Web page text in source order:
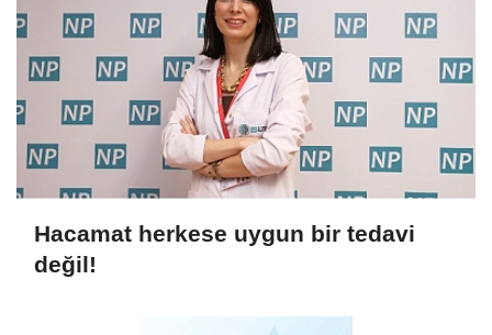
Hacamat herkese uygun bir tedavi
değil!